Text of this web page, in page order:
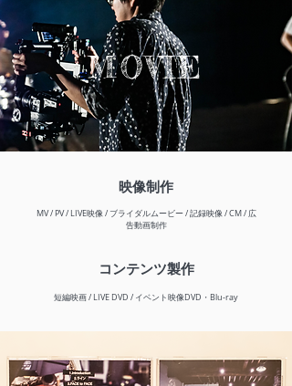
MOVIE
映像制作
MV / PV / LIVE映像 / ブライダルムービー / 記録映像 / CM / 広
告動画制作
コンテンツ製作
短編映画 / LIVE DVD / イベント映像DVD・Blu-ray